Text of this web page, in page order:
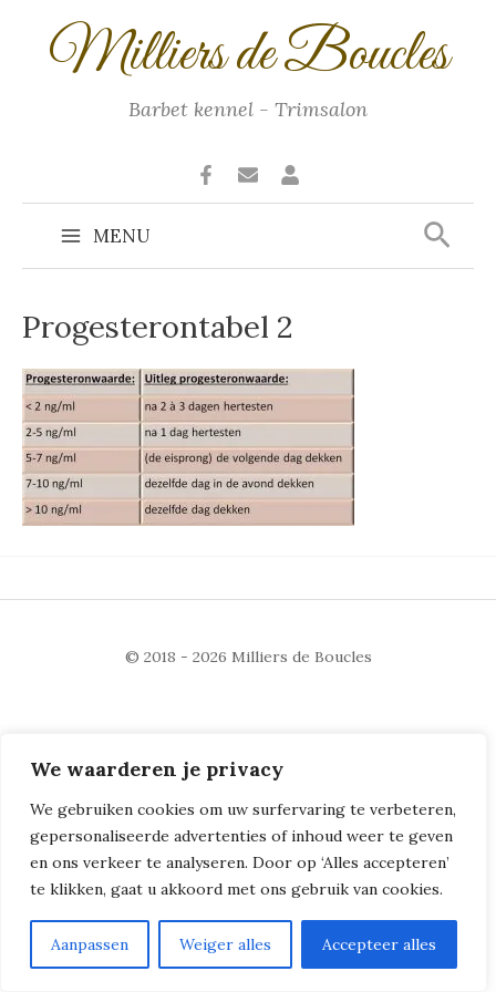
We waarderen je privacy
We gebruiken cookies om uw surfervaring te verbeteren,
gepersonaliseerde advertenties of inhoud weer te geven
en ons verkeer te analyseren. Door op ‘Alles accepteren’
te klikken, gaat u akkoord met ons gebruik van cookies.
Aanpassen Weiger alles Accepteer alles
Milliers de Boucles
Barbet kennel - Trimsalon
Main
Menu
MENU
Progesterontabel 2
© 2018 - 2026 Milliers de Boucles